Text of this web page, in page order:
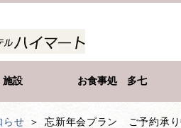
施設 お食事処 多七
らせ 忘新年会プラン ご予約承り